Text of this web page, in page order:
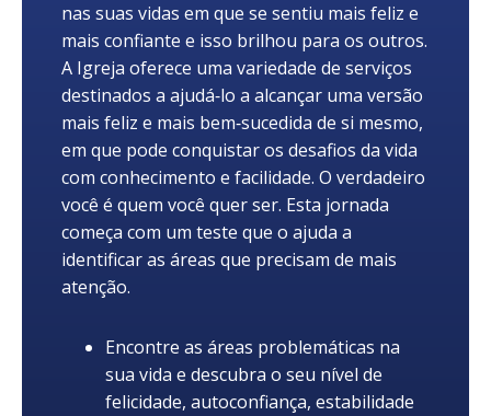
nas suas vidas em que se sentiu mais feliz e
mais confiante e isso brilhou para os outros.
A Igreja oferece uma variedade de serviços
destinados a ajudá‑lo a alcançar uma versão
mais feliz e mais bem‑sucedida de si mesmo,
em que pode conquistar os desafios da vida
com conhecimento e facilidade. O verdadeiro
você é quem você quer ser. Esta jornada
começa com um teste que o ajuda a
identificar as áreas que precisam de mais
atenção.
Encontre as áreas problemáticas na
sua vida e descubra o seu nível de
felicidade, autoconfiança, estabilidade